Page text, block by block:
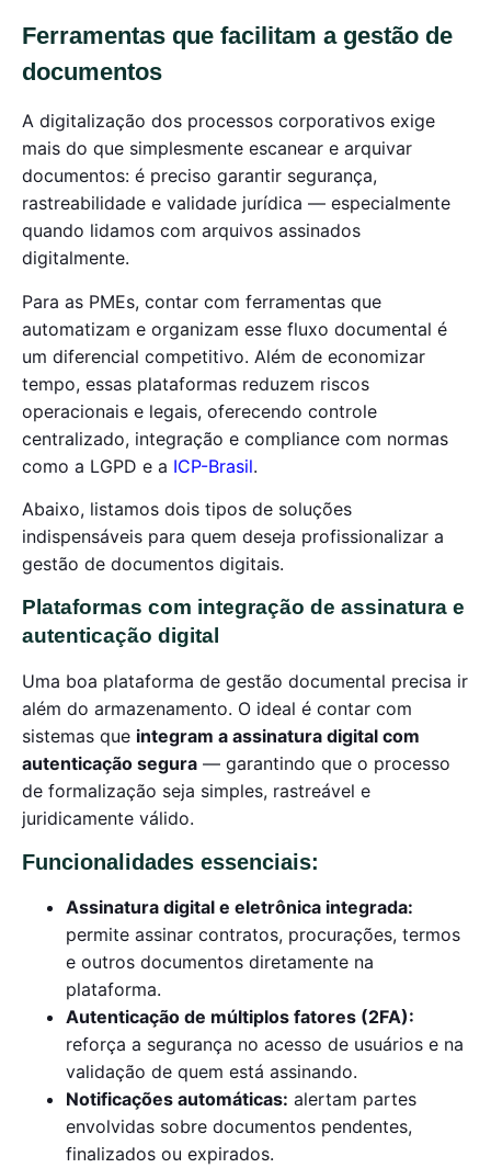
Ferramentas que facilitam a gestão de
documentos
A digitalização dos processos corporativos exige
mais do que simplesmente escanear e arquivar
documentos: é preciso garantir segurança,
rastreabilidade e validade jurídica — especialmente
quando lidamos com arquivos assinados
digitalmente.
Para as PMEs, contar com ferramentas que
automatizam e organizam esse fluxo documental é
um diferencial competitivo. Além de economizar
tempo, essas plataformas reduzem riscos
operacionais e legais, oferecendo controle
centralizado, integração e compliance com normas
como a LGPD e a ICP-Brasil.
Abaixo, listamos dois tipos de soluções
indispensáveis para quem deseja profissionalizar a
gestão de documentos digitais.
Plataformas com integração de assinatura e
autenticação digital
Uma boa plataforma de gestão documental precisa ir
além do armazenamento. O ideal é contar com
sistemas que integram a assinatura digital com
autenticação segura — garantindo que o processo
de formalização seja simples, rastreável e
juridicamente válido.
Funcionalidades essenciais:
Assinatura digital e eletrônica integrada:
permite assinar contratos, procurações, termos
e outros documentos diretamente na
plataforma.
Autenticação de múltiplos fatores (2FA):
reforça a segurança no acesso de usuários e na
validação de quem está assinando.
Notificações automáticas: alertam partes
envolvidas sobre documentos pendentes,
finalizados ou expirados.